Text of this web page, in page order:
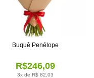
3x de R$ 82,03
R$246,09
Buquê Penélope